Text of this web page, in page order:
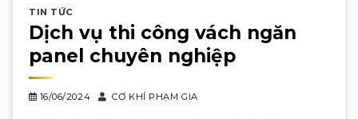
TIN TỨC
Dịch vụ thi công vách ngăn
panel chuyên nghiệp
16/06/2024 CƠ KHÍ PHẠM GIA